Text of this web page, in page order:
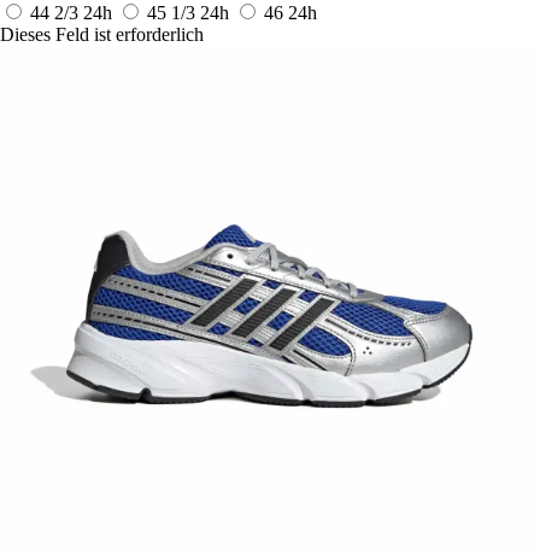
44 2/3 24h 45 1/3 24h 46 24h
Dieses Feld ist erforderlich